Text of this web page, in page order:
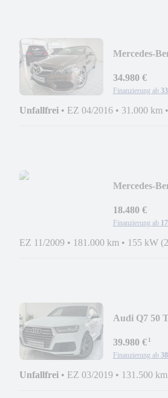
Mercedes-
MEMORY
34.980 €
Finanzierung ab
Unfallfrei • EZ 04/2016 • 31.000 km •
Mercedes-
18.480 €
Finanzierung ab
EZ 11/2009 • 181.000 km • 155 kW
Audi Q7 50
39.980 €¹
Finanzierung ab
Unfallfrei • EZ 03/2019 • 131.500 km